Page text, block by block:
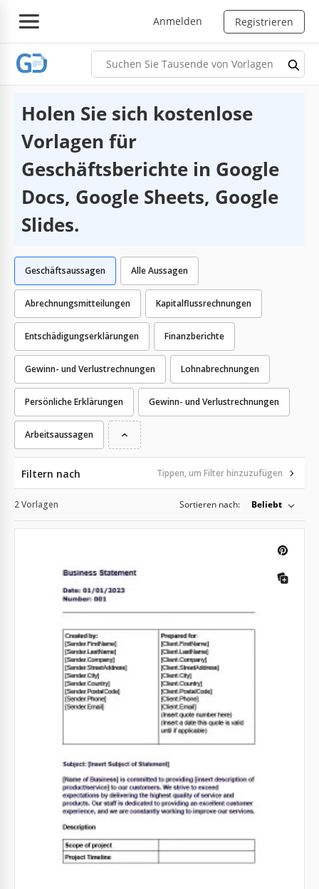
Anmelden Registrieren
Holen Sie sich kostenlose
Vorlagen für
Geschäftsberichte in Google
Docs, Google Sheets, Google
Slides.
Alle Aussagen
Abrechnungsmitteilungen
Geschäftsaussagen
Kapitalflussrechnungen
Entschädigungserklärungen Finanzberichte
Gewinn- und Verlustrechnungen Lohnabrechnungen
Persönliche Erklärungen Gewinn- und Verlustrechnungen
Arbeitsaussagen
Filtern nach Tippen, um Filter hinzuzufügen
2 Vorlagen Sortieren nach: Beliebt